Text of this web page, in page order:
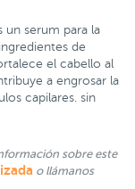
un serum para la
de
el cabello al
a engrosar la
capilares. sin
sobre este
o llámanos